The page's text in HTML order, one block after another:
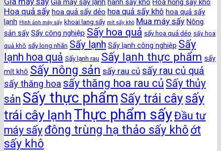
hành sấy khô Hoa hồng sấy khô
Hoa quả sấy hoa quả sấy dẻo hoa quả sấy khô hoa quả sấy
lạnh Hình ảnh máy sấy khoai lang sấy mít sấy khô Mua máy sấy Nông
sản sấy Sấy công nghiệp Sấy hoa quả sấy hoa quả dẻo sấy hoa
quả khô sấy long nhãn Sấy lạnh Sấy lạnh công nghiệp Sấy
lạnh hoa quả Sấy lạnh rau Sấy lạnh thực phẩm sấy
mít khô Sấy nông sản sấy rau củ sấy rau củ quả
sấy thăng hoa sấy thăng hoa rau củ Sấy thủy
sản Sấy thực phẩm Sấy trái câysấy
trái cây lạnh Thực phẩm sấyĐầu tư
máy sấy đông trùng hạ thảo sấy khôớt
sấy khô